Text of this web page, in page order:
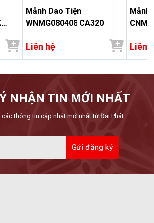
Mảnh Dao Tiện
WNMG080408 CA320
Liên hệ
Mảnh
Liên
NHẬN TIN MỚI NHẤT
các thông tin cập nhật mới nhất từ Đại Phát